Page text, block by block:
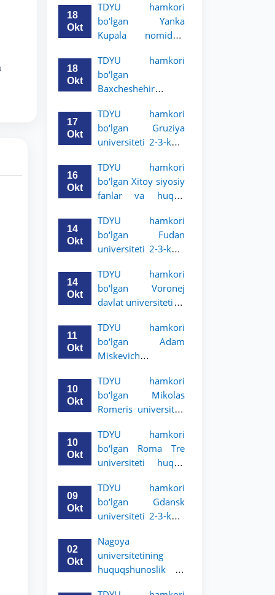
akademik mobillik
dasturini e’lon qiladi
18
Okt
TDYU hamkori
bo‘lgan Yanka
Kupala nomidagi
universiteti 2-3-
bosqich talabalari
uchun akademik
e’lon qildi
18
Okt
TDYU hamkori
bo‘lgan
Baxcheshehir
bosqich talabalari
uchun akademik
mobillik dasturini
17
Okt
TDYU hamkori
bo‘lgan Gruziya
universiteti 2-3-kurs
akademik mobillik
dasturini e’lon qildi
16
Okt
TDYU hamkori
bo‘lgan Xitoy siyosiy
fanlar va huquq
talabalari uchun
akademik mobillik
dasturini e’lon qildi
14
Okt
TDYU hamkori
bo‘lgan Fudan
universiteti 2-3-kurs
akademik mobillik
dasturini e’lon qildi
14
Okt
TDYU hamkori
bo‘lgan Voronej
davlat universiteti 2-
uchun akademik
mobillik dasturini
e’lon qildi
11
Okt
TDYU hamkori
bo‘lgan Adam
Miskevich
bosqich talabalari
uchun akademik
mobillik dasturini
10
Okt
TDYU hamkori
bo‘lgan Mikolas
Romeris universiteti
uchun akademik
mobillik dasturini
e’lon qildi
10
Okt
TDYU hamkori
bo‘lgan Roma Tre
universiteti huquq
talabalari uchun
akademik mobillik
dasturini e’lon qildi
09
Okt
TDYU hamkori
bo‘lgan Gdansk
universiteti 2-3-kurs
akademik mobillik
dasturini e’lon qildi
02
Okt
Nagoya
universitetining
huquqshunoslik va